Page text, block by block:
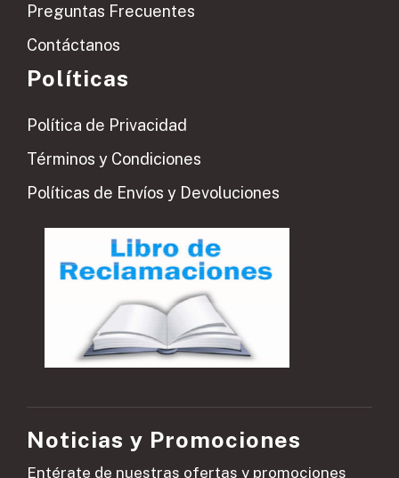
Preguntas Frecuentes
Contáctanos
Políticas
Política de Privacidad
Términos y Condiciones
Políticas de Envíos y Devoluciones
Noticias y Promociones
Entérate de nuestras ofertas y promociones